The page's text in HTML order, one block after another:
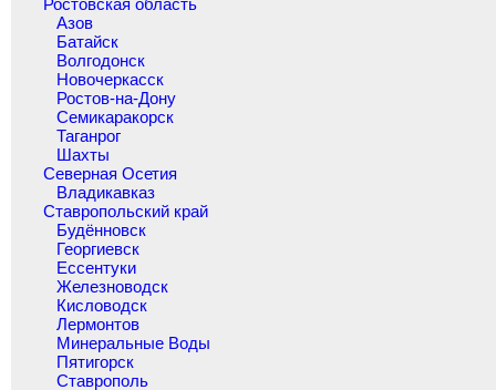
Ростовская область
Азов
Батайск
Волгодонск
Новочеркасск
Ростов-на-Дону
Семикаракорск
Таганрог
Шахты
Северная Осетия
Владикавказ
Ставропольский край
Будённовск
Георгиевск
Ессентуки
Железноводск
Кисловодск
Лермонтов
Минеральные Воды
Пятигорск
Ставрополь